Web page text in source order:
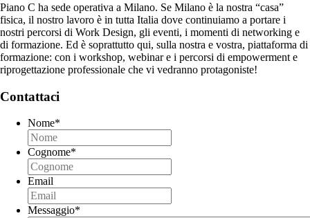
Piano C ha sede operativa a Milano. Se Milano è la nostra “casa”
fisica, il nostro lavoro è in tutta Italia dove continuiamo a portare i
nostri percorsi di Work Design, gli eventi, i momenti di networking e
di formazione. Ed è soprattutto qui, sulla nostra e vostra, piattaforma di
formazione: con i workshop, webinar e i percorsi di empowerment e
riprogettazione professionale che vi vedranno protagoniste!
Contattaci
Nome*
Cognome*
Email
Messaggio*